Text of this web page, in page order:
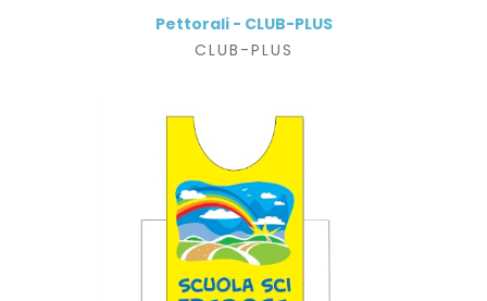
Pettorali - CLUB-PLUS
CLUB-PLUS